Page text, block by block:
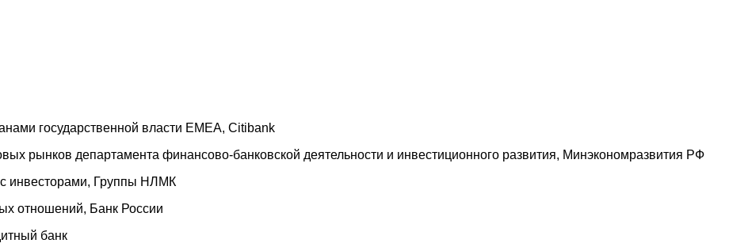
государственной власти EMEA, Citibank
рынков департамента финансово-банковской деятельности и инвестиционного развития, Минэкономразвития РФ
инвесторами, Группы НЛМК
отношений, Банк России
банк